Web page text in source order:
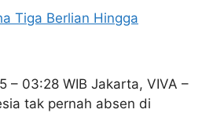
– 03:28 WIB Jakarta, VIVA –
tak pernah absen di